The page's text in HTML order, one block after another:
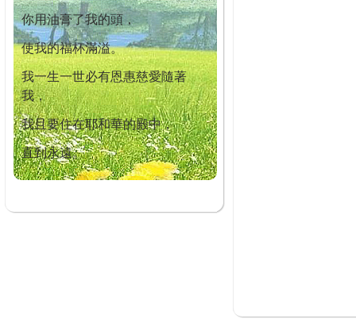
你用油膏了我的頭，
使我的福杯滿溢。
我一生一世必有恩惠慈愛隨著
我，
我且要住在耶和華的殿中，
直到永遠。